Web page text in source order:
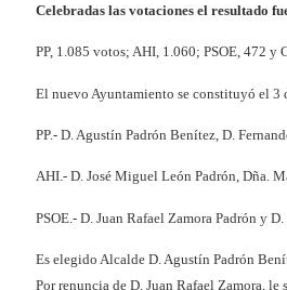
Celebradas las votaciones el resultado
PP, 1.085 votos; AHI, 1.060; PSOE, 472 y
El nuevo Ayuntamiento se constituyó el
PP.- D. Agustín Padrón Benítez, D.
AHI.- D. José Miguel León Padrón, Dña.
PSOE.- D. Juan Rafael Zamora Padrón y
Es elegido Alcalde D. Agustín Padrón
Por renuncia de D. Juan Rafael Zamora,